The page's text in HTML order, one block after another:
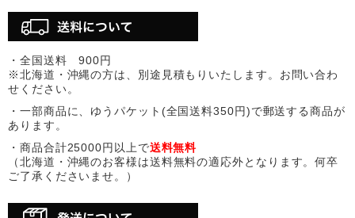
・全国送料 900円
※北海道・沖縄の方は、別途見積もりいたします。お問い合わ
せください。
・一部商品に、ゆうパケット(全国送料350円)で郵送する商品が
あります。
・商品合計25000円以上で送料無料
（北海道・沖縄のお客様は送料無料の適応外となります。何卒
ご了承くださいませ。）